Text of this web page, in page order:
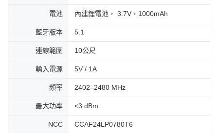
電池 內建鋰電池， 3.7V，1000mAh
藍牙版本 5.1
連線範圍 10公尺
輸入電源 5V / 1A
頻率 2402–2480 MHz
最大功率 <3 dBm
NCC CCAF24LP0780T6